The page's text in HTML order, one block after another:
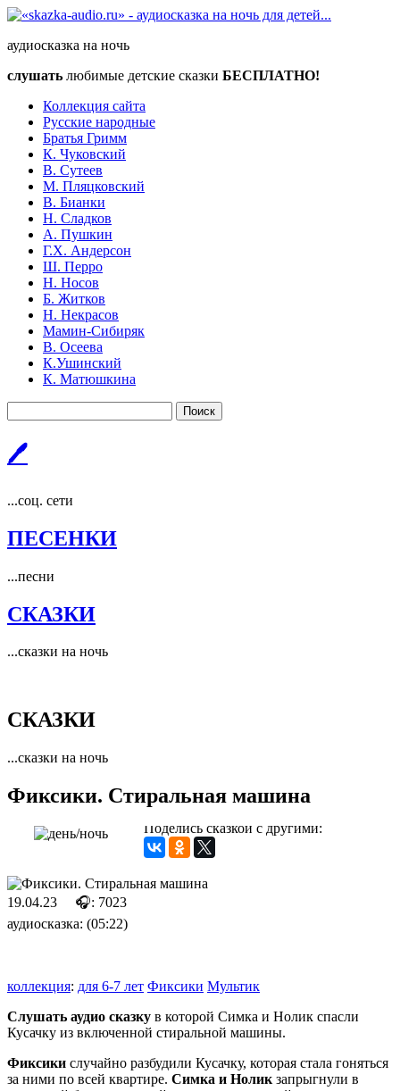
аудиосказка на ночь
слушать любимые детские сказки БЕСПЛАТНО!
Коллекция сайта
Русские народные
Братья Гримм
К. Чуковский
В. Сутеев
М. Пляцковский
В. Бианки
Н. Сладков
А. Пушкин
Г.Х. Андерсон
Ш. Перро
Н. Носов
Б. Житков
Н. Некрасов
Мамин-Сибиряк
В. Осеева
К.Ушинский
К. Матюшкина
Поиск
🖊
...соц. сети
ПЕСЕНКИ
...песни
СКАЗКИ
...сказки на ночь
СКАЗКИ
...сказки на ночь
Фиксики. Стиральная машина
Поделись сказкой с другими:
19.04.23
🎧: 7023
аудиосказка: (05:22)
коллекция: для 6-7 лет Фиксики Мультик
Слушать аудио сказку в которой Симка и Нолик спасли
Кусачку из включенной стиральной машины.
Фиксики случайно разбудили Кусачку, которая стала гоняться
за ними по всей квартире. Симка и Нолик запрыгнули в